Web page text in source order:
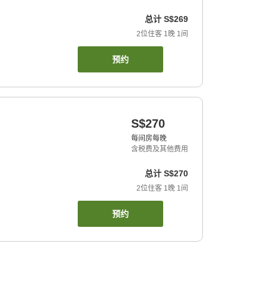
总计 S$269
2位住客 1晚 1间
预约
S$270
每间房每晚
含税费及其他费用
总计 S$270
2位住客 1晚 1间
预约